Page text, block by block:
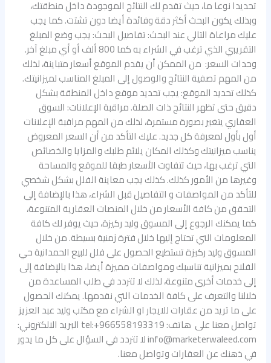
تحديدا نوعا ما، حيث تقدم لك النتائج الموجودة داخل منطقتك،
وبذلك يكون البحث أكثر دقة وفائدة أيضا دون تشتت. كما يجب
عليك مراعاة التالي عند البحث: تفاصيل البحث: يجب وضع المبلغ
التقريبي الذي ترغب في الشراء به كما 800 ألف أو أي مبلغ آخر.
وحدات السعر: من الممكن أن يقدم الموقع أسعار متباينة، لذلك
من المهم تصفية النتائج والوصول إلى المبلغ المناسب لميزانيتك.
كذلك تحديد الموقع: يجب تحديد موقع داخل المنطقة بشكل
دقيق حتى تظهر النتائج ذات الصلة. مراقبة الإعلانات: السوق
العقاري يتغير بصورة مستمرة، لذلك من المهم مراقبة الإعلانات
أول بأول لمعرفة كل جديد. عليك التأكد من أن السعر المعروض
يناسب ميزانيتك وكذلك المكان يلائم طلبك والمزايا والخصائص
التي ترغب بها، حيث تتفاوت الأسعار طبقا للموقع والمساحة
وغيرها من الأمور كذلك. كذلك يجب معاينة الفلل بشكل شخصي
للتأكد من المواصفات و التفاصيل قبل الشراء، هذا بالإضافة إلى
التحقق من كافة الأسعار من خلال المنصات العقارية المتنوعة،
كما يمكنك الرجوع إلى المسوق وليد ركيزة، حيث يوفر لك كافة
المعلومات التي تحتاج إليها خلال فترة زمنية بسيطة. من خلال
المسوق وليد ركيزة تستطيع الحصول على فلل للبيع الحمدانية حي
الفلاح بميزانية تناسبك ومواصفات مميزة أيضا، هذا بالإضافة إلى
إلى خدمات أخرى متنوعة، لذلك لا تتردد في طلب المساعدة من
خلالنا والتعرف على كافة الخدمات التي نقدمها. يمكنك الحصول
على ما تريد من عقارات للايجار او الشراء مع مكتب وليد عبد العزيز
تواصل معنا على هاتف: tel:+966558193319 البريد الالكتروني:
info@marketerwaleed.com لا تتردد في السؤال على كل ما يدور
في ذهنك عن العقارات وتواصل معنا.